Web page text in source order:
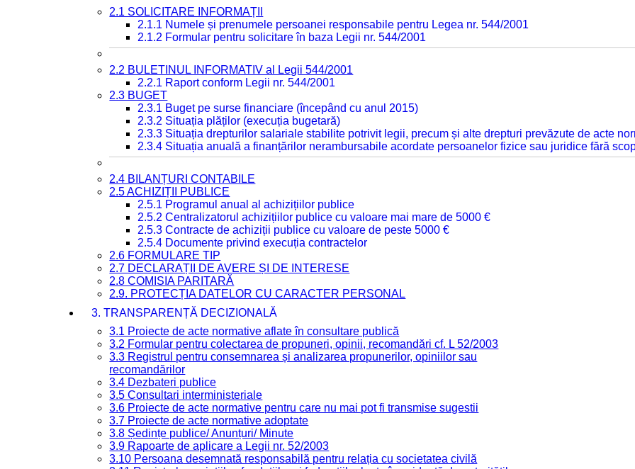
2.1 SOLICITARE INFORMAȚII
2.1.1 Numele și prenumele persoanei responsabile pentru Legea nr. 544/2001
2.1.2 Formular pentru solicitare în baza Legii nr. 544/2001
2.2 BULETINUL INFORMATIV al Legii 544/2001
2.2.1 Raport conform Legii nr. 544/2001
2.3 BUGET
2.3.1 Buget pe surse financiare (începând cu anul 2015)
2.3.2 Situația plăților (execuția bugetară)
2.3.3 Situația drepturilor salariale stabilite potrivit legii, precum și alte drepturi prevăzute de acte
2.3.4 Situația anuală a finanțărilor nerambursabile acordate persoanelor fizice sau juridice fără
2.4 BILANȚURI CONTABILE
2.5 ACHIZIȚII PUBLICE
2.5.1 Programul anual al achizițiilor publice
2.5.2 Centralizatorul achizițiilor publice cu valoare mai mare de 5000 €
2.5.3 Contracte de achiziții publice cu valoare de peste 5000 €
2.5.4 Documente privind execuția contractelor
2.6 FORMULARE TIP
2.7 DECLARAȚII DE AVERE ȘI DE INTERESE
2.8 COMISIA PARITARĂ
2.9. PROTECȚIA DATELOR CU CARACTER PERSONAL
3. TRANSPARENȚĂ DECIZIONALĂ
3.1 Proiecte de acte normative aflate în consultare publică
3.2 Formular pentru colectarea de propuneri, opinii, recomandări cf. L 52/2003
3.3 Registrul pentru consemnarea și analizarea propunerilor, opiniilor sau
recomandărilor
3.4 Dezbateri publice
3.5 Consultari interministeriale
3.6 Proiecte de acte normative pentru care nu mai pot fi transmise sugestii
3.7 Proiecte de acte normative adoptate
3.8 Ședințe publice/ Anunțuri/ Minute
3.9 Rapoarte de aplicare a Legii nr. 52/2003
3.10 Persoana desemnată responsabilă pentru relația cu societatea civilă